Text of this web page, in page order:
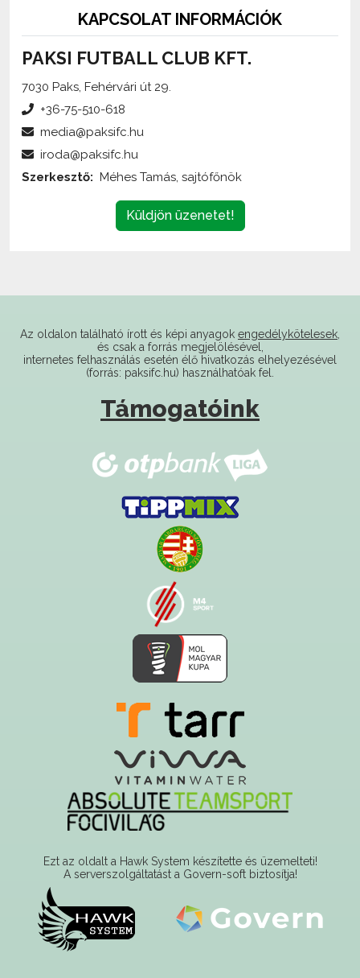
PAKSI FUTBALL CLUB KFT.
7030 Paks, Fehérvári út 29.
Küldjön üzenetet!
internetes felhasználás esetén élő hivatkozás elhelyezésével
(forrás: paksifc.hu) használhatóak fel.
Támogatóink
Ezt az oldalt a Hawk System készítette és üzemelteti!